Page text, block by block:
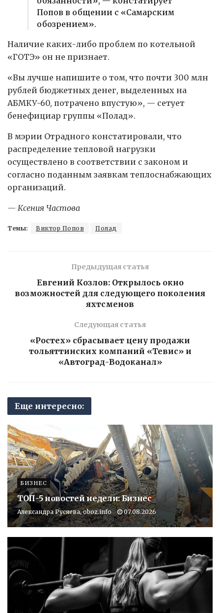
Попов в общении с «Самарским
обозрением».
Наличие каких-либо проблем по котельной
«ГОТЭ» он не признает.
«Вы лучше напишите о том, что почти 300 млн
рублей бюджетных денег, выделенных на
АБМКУ-60, потрачено впустую», — сетует
бенефициар группы «Полад».
В мэрии Отрадного констатировали, что
распределение тепловой нагрузки
осуществлено в соответствии с законом и
согласно поданным заявкам теплоснабжающих
организаций.
— Ксения Частова
Темы: Виктор Попов Полад
Предыдущая статья
Евгений Козлов: Открылось окно
возможностей для следующего поколения
яхтсменов
Следующая статья
«Ростех» сбрасывает цену продажи
тольяттинских компаний «Тевис» и
«Автоград-Водоканал»
Еще интересно:
БИЗНЕС
ТОП-5 новостей недели: Бизнес
Александра Русяева, oboz.info 07.08.2026